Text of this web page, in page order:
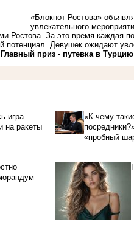
«Блокнот Ростова»
увлекательного
Ростова. За это время каждая
потенциал. Девушек ожидают
Главный приз - путевка в
игра
на ракеты
«К чему
«пробный